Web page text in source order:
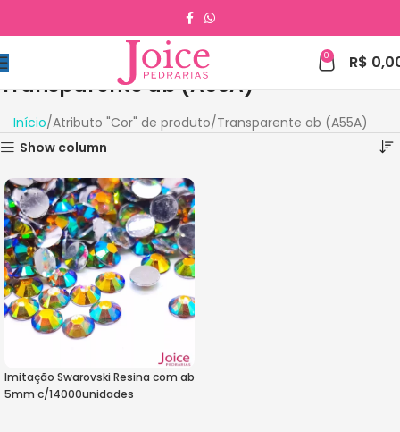
0 R$
Transparente ab (A55A)
Início Atributo "Cor" de produto Transparente ab (A55A)
Show column
Imitação Swarovski Resina com ab
5mm c/14000unidades